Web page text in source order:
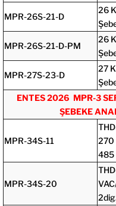
MPR-26S-21-D
26
MPR-26S-21-D-PM
26
MPR-27S-23-D
27
ENTES 2026 MPR-3
ŞEBEKE
MPR-34S-11
270
485
MPR-34S-20